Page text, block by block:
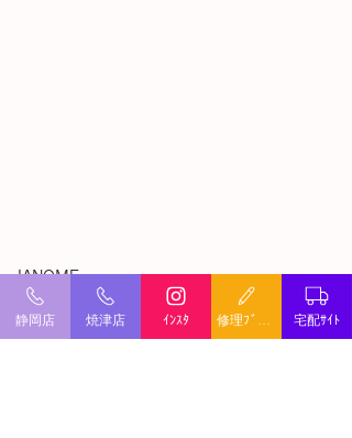
－JANOME－
最新記事
静岡店 焼津店 ｲﾝｽﾀ 宅配ｻｲﾄ